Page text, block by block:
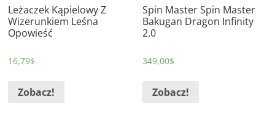
Leżaczek Kąpielowy Z
Wizerunkiem Leśna
Opowieść
16,79$
Zobacz!
Spin Master Spin Master
Bakugan Dragon Infinity
2.0
349,00$
Zobacz!